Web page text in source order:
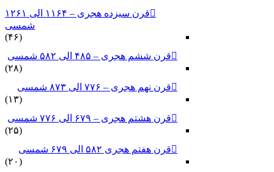
قرن سیزده هجری – ۱۱۶۴ الی ۱۲۶۱
شمسی
(۴۶)
قرن ششم هجری – ۴۸۵ الی ۵۸۲ شمسی
(۲۸)
قرن نهم هجری – ۷۷۶ الی ۸۷۳ شمسی
(۱۳)
قرن هشتم هجری – ۶۷۹ الی ۷۷۶ شمسی
(۲۵)
قرن هفتم هجری ۵۸۲ الی ۶۷۹ شمسی
(۲۰)